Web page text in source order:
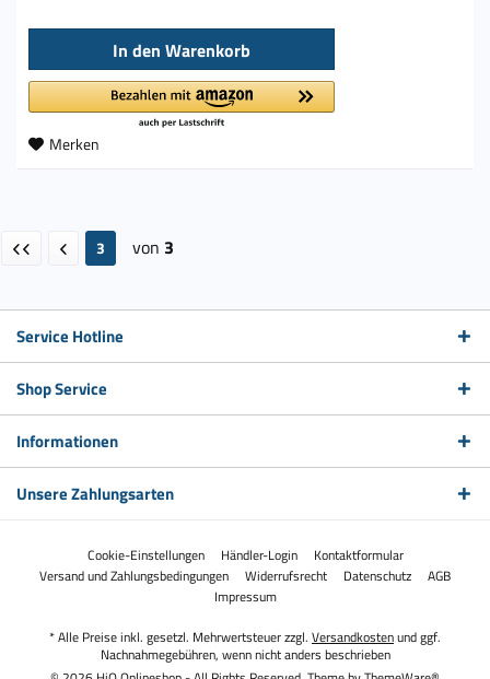
In den Warenkorb
Merken
3 von 3
Service Hotline
Shop Service
Informationen
Unsere Zahlungsarten
Cookie-Einstellungen Händler-Login
Kontaktformular
Versand und Zahlungsbedingungen
Widerrufsrecht Datenschutz
AGB
Impressum
* Alle Preise inkl. gesetzl. Mehrwertsteuer zzgl. Versandkostenund ggf.
Nachnahmegebühren, wenn nicht anders beschrieben